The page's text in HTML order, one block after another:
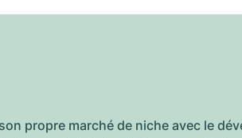
propre marché de niche avec le